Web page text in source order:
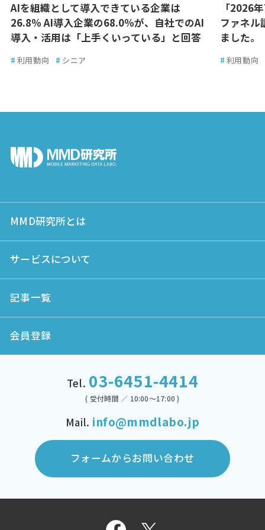
AIを組織として導入できている企業は
26.8％ AI導入企業の68.0％が、自社でのAI
導入・活用は「上手くいっている」と回答
# 利用動向 # シニア
「2026
ファネル
ました。
# 利用動向
MMD研究所とは
サービスについて
記事一覧
会員登録
Tel. 03-6451-4414
( 受付時間 ／ 10:00～17:00 )
Mail. info@mmdlabo.jp
フォームからお問い合わせ